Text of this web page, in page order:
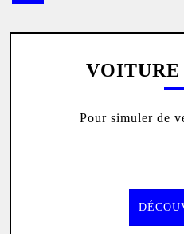
VOITURE
Pour simuler de